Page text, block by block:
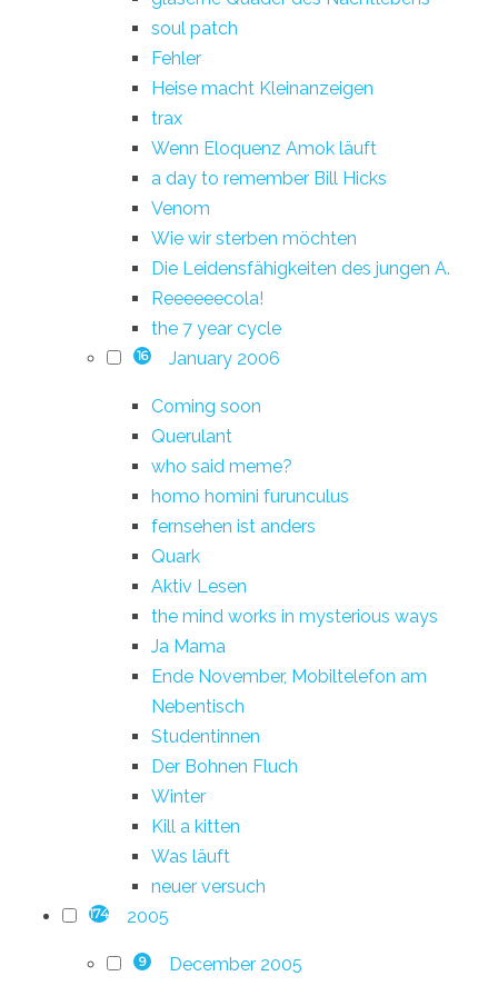
soul patch
Fehler
Heise macht Kleinanzeigen
trax
Wenn Eloquenz Amok läuft
a day to remember Bill Hicks
Venom
Wie wir sterben möchten
Die Leidensfähigkeiten des jungen A.
Reeeeeecola!
the 7 year cycle
16 January 2006
Coming soon
Querulant
who said meme?
homo homini furunculus
fernsehen ist anders
Quark
Aktiv Lesen
the mind works in mysterious ways
Ja Mama
Ende November, Mobiltelefon am
Nebentisch
Studentinnen
Der Bohnen Fluch
Winter
Kill a kitten
Was läuft
neuer versuch
174 2005
9 December 2005